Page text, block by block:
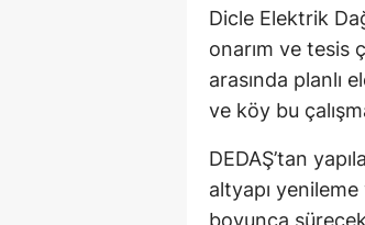
Dicle Elektrik
onarım ve tesis
arasında planlı
ve köy bu
DEDAŞ’tan
altyapı
boyunca